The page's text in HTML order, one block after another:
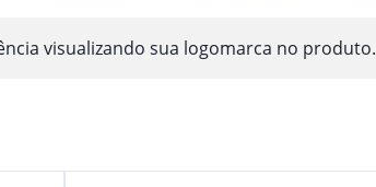
visualizando sua logomarca no produto.